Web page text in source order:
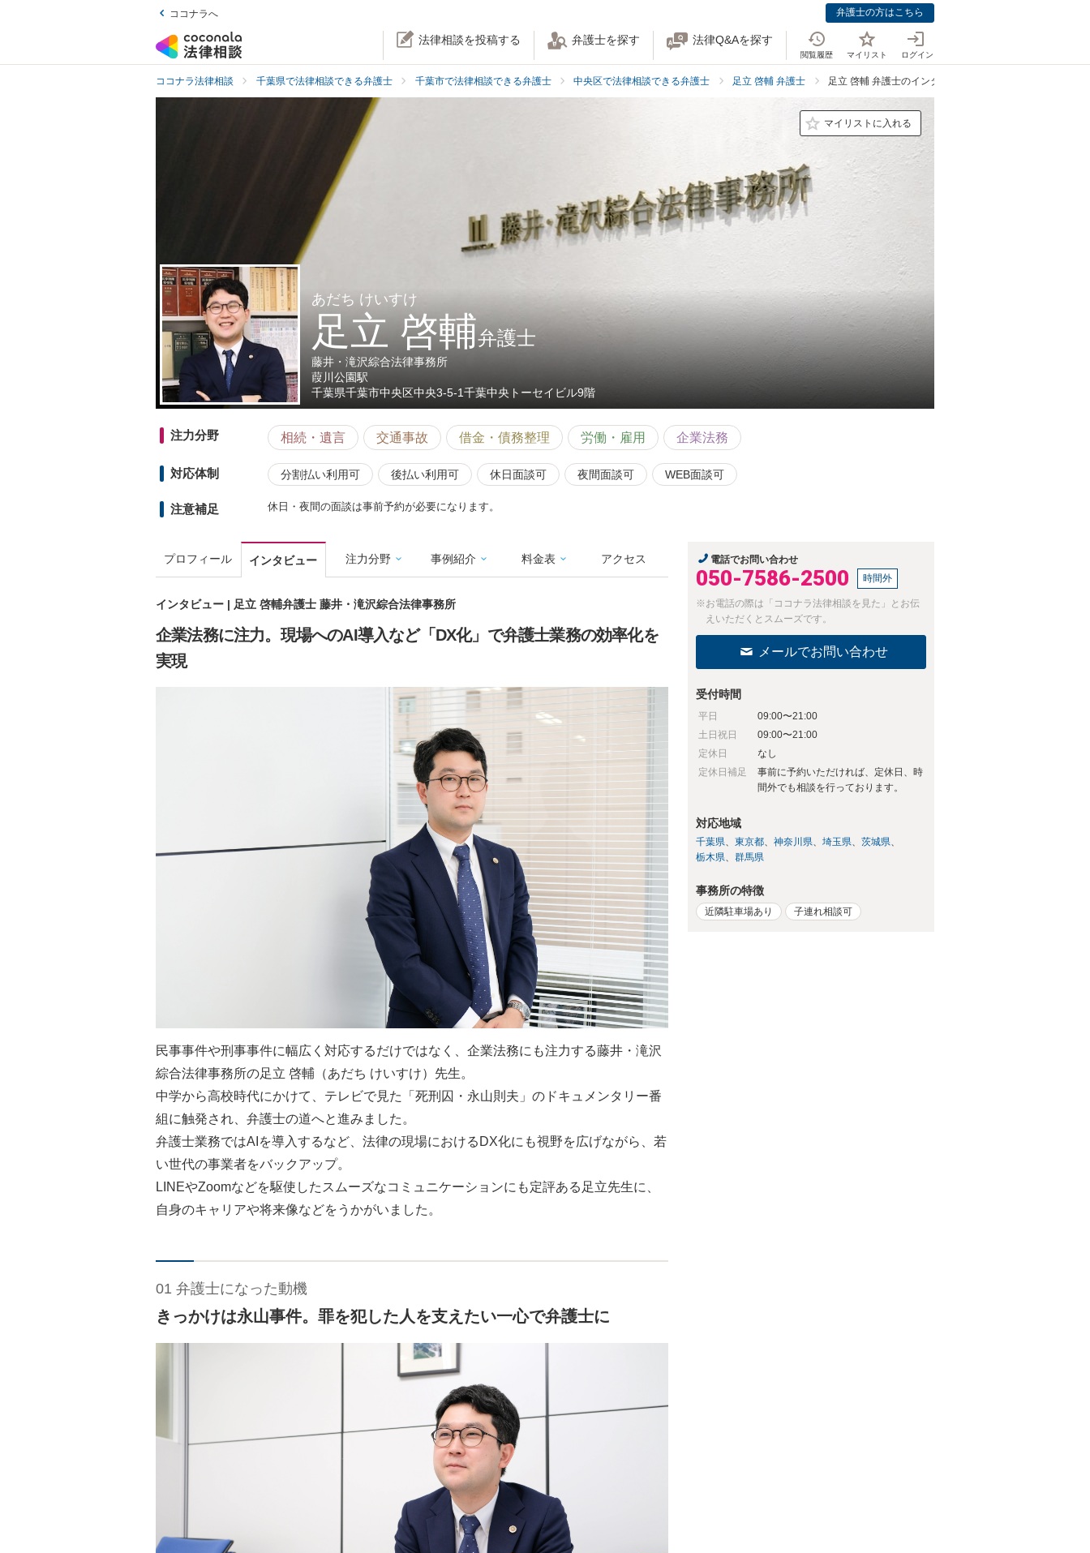
ココナラへ 弁護士の方はこちら
法律相談を投稿する 弁護士を探す 法律Q&Aを探す
閲覧履歴 マイリスト ログイン
ココナラ法律相談 千葉県で法律相談できる弁護士 千葉市で法律相談できる弁護士 中央区で法律相談できる弁護士 足立 啓輔 弁護士 足立 啓輔 弁護士のインタビュー
マイリストに入れる
あだち けいすけ
足立 啓輔弁護士
藤井・滝沢綜合法律事務所
葭川公園駅
千葉県千葉市中央区中央3-5-1千葉中央トーセイビル9階
注力分野 相続・遺言 交通事故 借金・債務整理 労働・雇用 企業法務
対応体制 分割払い利用可 後払い利用可 休日面談可 夜間面談可 WEB面談可
注意補足 休日・夜間の面談は事前予約が必要になります。
プロフィール インタビュー 注力分野 事例紹介 料金表 アクセス
インタビュー | 足立 啓輔弁護士 藤井・滝沢綜合法律事務所
企業法務に注力。現場へのAI導入など「DX化」で弁護士業務の効率化を
実現
民事事件や刑事事件に幅広く対応するだけではなく、企業法務にも注力する藤井・滝沢
綜合法律事務所の足立 啓輔（あだち けいすけ）先生。
中学から高校時代にかけて、テレビで見た「死刑囚・永山則夫」のドキュメンタリー番
組に触発され、弁護士の道へと進みました。
弁護士業務ではAIを導入するなど、法律の現場におけるDX化にも視野を広げながら、若
い世代の事業者をバックアップ。
LINEやZoomなどを駆使したスムーズなコミュニケーションにも定評ある足立先生に、
自身のキャリアや将来像などをうかがいました。
01 弁護士になった動機
きっかけは永山事件。罪を犯した人を支えたい一心で弁護士に
電話でお問い合わせ
050-7586-2500 時間外
※お電話の際は「ココナラ法律相談を見た」とお伝
えいただくとスムーズです。
メールでお問い合わせ
受付時間
平日
09:00〜21:00
土日祝日
09:00〜21:00
定休日
なし
定休日補足
事前に予約いただければ、定休日、時
間外でも相談を行っております。
対応地域
千葉県 東京都 神奈川県 埼玉県
茨城県
栃木県
群馬県
事務所の特徴
近隣駐車場あり 子連れ相談可